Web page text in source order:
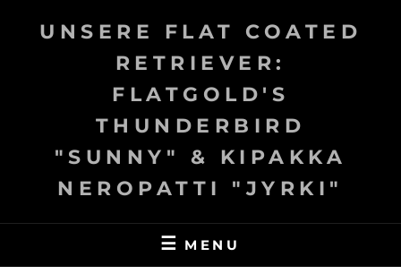
UNSERE FLAT COATED
RETRIEVER:
FLATGOLD'S
THUNDERBIRD
"SUNNY" & KIPAKKA
NEROPATTI "JYRKI"
MENU